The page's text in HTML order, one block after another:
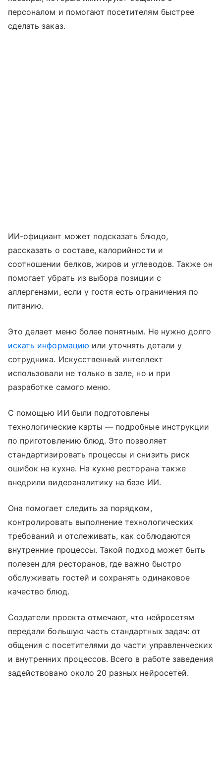
персоналом и помогают посетителям быстрее
сделать заказ.
ИИ-официант может подсказать блюдо,
рассказать о составе, калорийности и
соотношении белков, жиров и углеводов. Также он
помогает убрать из выбора позиции с
аллергенами, если у гостя есть ограничения по
питанию.
Это делает меню более понятным. Не нужно долго
искать информацию или уточнять детали у
сотрудника. Искусственный интеллект
использовали не только в зале, но и при
разработке самого меню.
С помощью ИИ были подготовлены
технологические карты — подробные инструкции
по приготовлению блюд. Это позволяет
стандартизировать процессы и снизить риск
ошибок на кухне. На кухне ресторана также
внедрили видеоаналитику на базе ИИ.
Она помогает следить за порядком,
контролировать выполнение технологических
требований и отслеживать, как соблюдаются
внутренние процессы. Такой подход может быть
полезен для ресторанов, где важно быстро
обслуживать гостей и сохранять одинаковое
качество блюд.
Создатели проекта отмечают, что нейросетям
передали большую часть стандартных задач: от
общения с посетителями до части управленческих
и внутренних процессов. Всего в работе заведения
задействовано около 20 разных нейросетей.